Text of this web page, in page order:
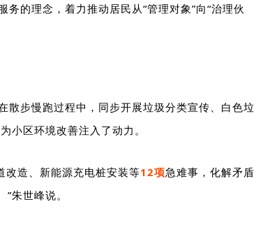
务的理念，着力推动居民从“管理对象”向“治理伙
散步慢跑过程中，同步开展垃圾分类宣传、白色垃
为小区环境改善注入了动力。
改造、新能源充电桩安装等12项急难事，化解矛盾
朱世峰说。